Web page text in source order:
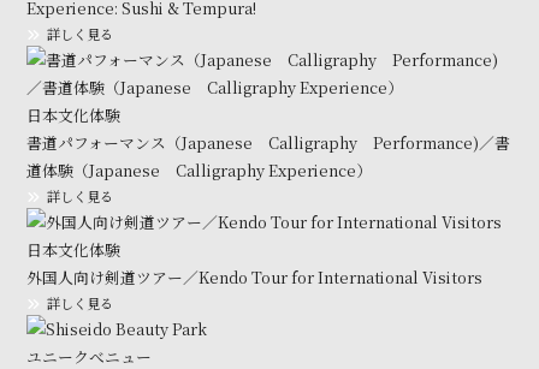
Experience: Sushi & Tempura!
詳しく見る
日本文化体験
書道パフォーマンス（Japanese Calligraphy Performance)／書
道体験（Japanese Calligraphy Experience）
詳しく見る
日本文化体験
外国人向け剣道ツアー／Kendo Tour for International Visitors
詳しく見る
ユニークべニュー